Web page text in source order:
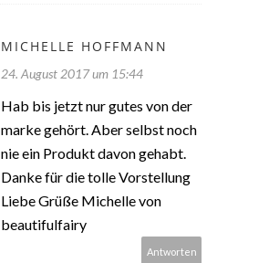
MICHELLE HOFFMANN
24. August 2017 um 15:44
Hab bis jetzt nur gutes von der
marke gehört. Aber selbst noch
nie ein Produkt davon gehabt.
Danke für die tolle Vorstellung
Liebe Grüße Michelle von
beautifulfairy
Antworten